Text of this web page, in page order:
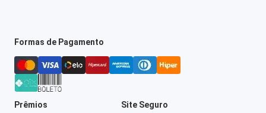
Formas de Pagamento
Prêmios Site Seguro